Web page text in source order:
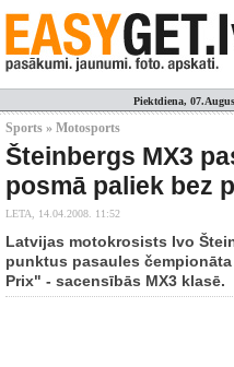
Piektdiena,
Sports » Motosports
Šteinbergs MX3
posmā paliek bez
LETA, 14.04.2008. 11:52
Latvijas motokrosists Ivo
punktus pasaules
Prix" - sacensībās MX3 klasē.